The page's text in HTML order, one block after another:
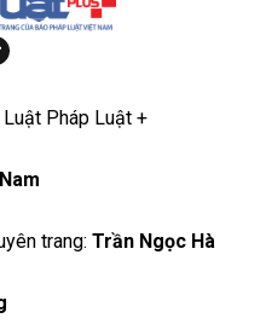
Pháp Luật +
trang: Trần Ngọc Hà